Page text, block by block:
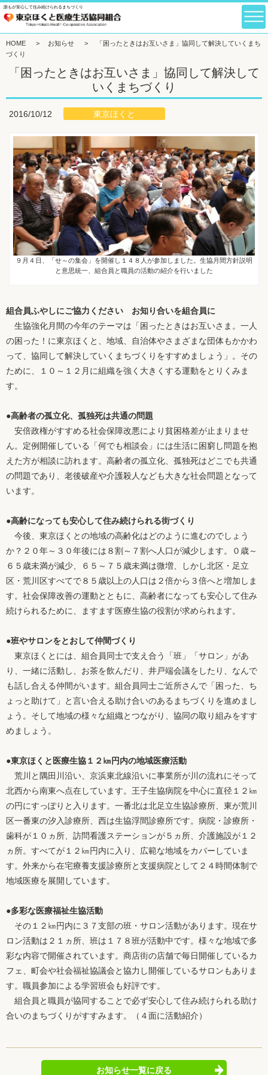
誰もが安心して住み続けられるまちづくり
HOME > お知らせ >
「困ったときはお互いさま」協同して解決していくまち
づくり
「困ったときはお互いさま」協同して解決して
いくまちづくり
2016/10/12 東京ほくと
９月４日、「せ～の集会」を開催し１４８人が参加しました。生協月間方針説明
と意思統一、組合員と職員の活動の紹介を行いました
組合員ふやしにご協力ください お知り合いを組合員に
生協強化月間の今年のテーマは「困ったときはお互いさま。一人
の困った！に東京ほくと、地域、自治体やさまざまな団体もかかわ
って、協同して解決していくまちづくりをすすめましょう」。その
ために、１０～１２月に組織を強く大きくする運動をとりくみま
す。
●高齢者の孤立化、孤独死は共通の問題
安倍政権がすすめる社会保障改悪により貧困格差が止まりませ
ん。定例開催している「何でも相談会」には生活に困窮し問題を抱
えた方が相談に訪れます。高齢者の孤立化、孤独死はどこでも共通
の問題であり、老後破産や介護殺人なども大きな社会問題となって
います。
●高齢になっても安心して住み続けられる街づくり
今後、東京ほくとの地域の高齢化はどのように進むのでしょう
か？２０年～３０年後には８割～７割へ人口が減少します。０歳～
６５歳未満が減少、６５～７５歳未満は微増、しかし北区・足立
区・荒川区すべてで８５歳以上の人口は２倍から３倍へと増加しま
す。社会保障改善の運動とともに、高齢者になっても安心して住み
続けられるために、ますます医療生協の役割が求められます。
●班やサロンをとおして仲間づくり
東京ほくとには、組合員同士で支え合う「班」「サロン」があ
り、一緒に活動し、お茶を飲んだり、井戸端会議をしたり、なんで
も話し合える仲間がいます。組合員同士ご近所さんで「困った、ち
ょっと助けて」と言い合える助け合いのあるまちづくりを進めまし
ょう。そして地域の様々な組織とつながり、協同の取り組みをすす
めましょう。
●東京ほくと医療生協１２㎞円内の地域医療活動
荒川と隅田川沿い、京浜東北線沿いに事業所が川の流れにそって
北西から南東へ点在しています。王子生協病院を中心に直径１２㎞
の円にすっぽりと入ります。一番北は北足立生協診療所、東が荒川
区一番東の汐入診療所、西は生協浮間診療所です。病院・診療所・
歯科が１０ヵ所、訪問看護ステーションが５ヵ所、介護施設が１２
ヵ所。すべてが１２㎞円内に入り、広範な地域をカバーしていま
す。外来から在宅療養支援診療所と支援病院として２４時間体制で
地域医療を展開しています。
●多彩な医療福祉生協活動
その１２㎞円内に３７支部の班・サロン活動があります。現在サ
ロン活動は２１ヵ所、班は１７８班が活動中です。様々な地域で多
彩な内容で開催されています。商店街の店舗で毎日開催しているカ
フェ、町会や社会福祉協議会と協力し開催しているサロンもありま
す。職員参加による学習班会も好評です。
組合員と職員が協同することで必ず安心して住み続けられる助け
合いのまちづくりがすすみます。（４面に活動紹介）
お知らせ一覧に戻る